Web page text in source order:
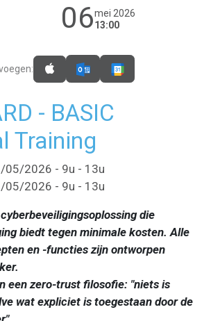
06mei 2026
13:00
- BASIC
Training
05/2026 - 9u - 13u
05/2026 - 9u - 13u
die
biedt tegen minimale kosten. Alle
en -functies zijn ontworpen
een zero-trust filosofie: "niets is
wat expliciet is toegestaan door de